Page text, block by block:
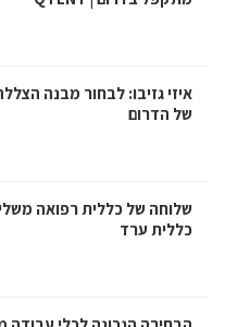
איזי גזיבו: לבחור מבנה
של הדרום
שלוחה של כללית רפואה
כללית ערד